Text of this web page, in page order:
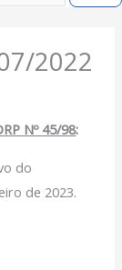
Trabalho
2022
Nº 45/98:
do
de 2023.